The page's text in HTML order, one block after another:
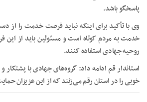
پاسخگو باشد.
وی با تأکید برای اینکه نباید فرصت خدمت را از
خدمت به مردم کوتاه است و مسئولین باید از این
روحیه جهادی استفاده کنند.
استاندار قم ادامه داد: گروه‌های جهادی با پشتکار
خوبی را در استان رقم می‌زنند که از این عزیزان